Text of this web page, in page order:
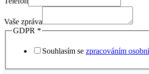
Vaše zpráva
GDPR *
Souhlasím se zpracováním